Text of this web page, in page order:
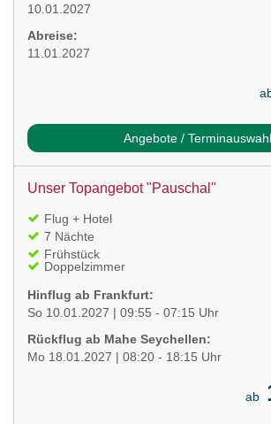
10.01.2027
Abreise:
11.01.2027
Angebote / Terminauswahl
Unser Topangebot "Pauschal"
Flug + Hotel
7 Nächte
Frühstück
Doppelzimmer
Hinflug ab Frankfurt:
So 10.01.2027 | 09:55 - 07:15 Uhr
Rückflug ab Mahe Seychellen:
Mo 18.01.2027 | 08:20 - 18:15 Uhr
ab